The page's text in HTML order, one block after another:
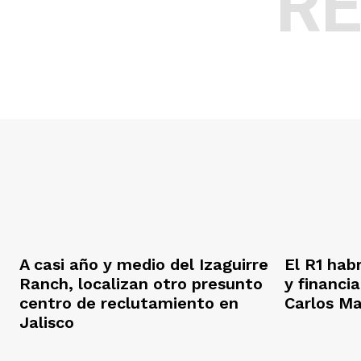
A casi año y medio del Izaguirre
Ranch, localizan otro presunto
centro de reclutamiento en
Jalisco
El R1
y
Carlos